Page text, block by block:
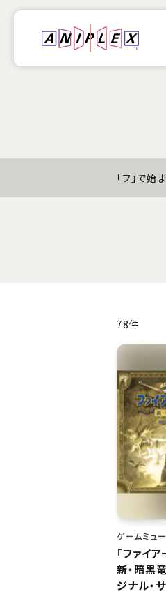
「フ」で始
78件
ゲームミュ
「ファイ
新・暗黒
ジナル・